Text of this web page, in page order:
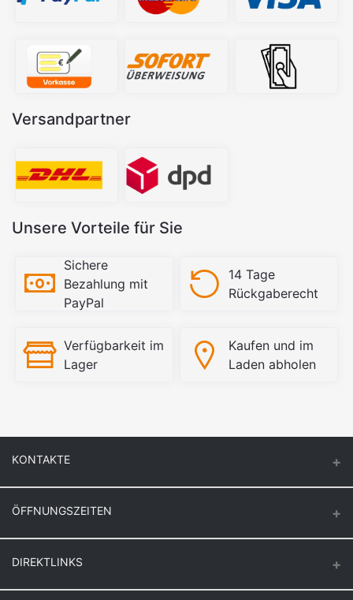
Versandpartner
Unsere Vorteile für Sie
Sichere
Bezahlung mit
PayPal
14 Tage
Rückgaberecht
Verfügbarkeit im
Lager
Kaufen und im
Laden abholen
KONTAKTE
47918 Tönisvorst
ÖFFNUNGSZEITEN
Montag – Donnerstag
DIREKTLINKS